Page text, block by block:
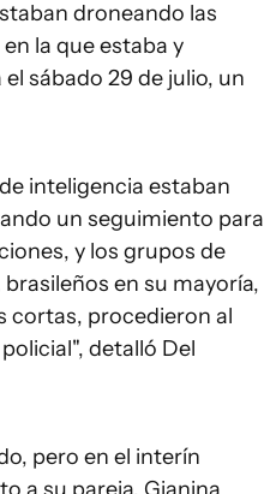
droneando las
la que estaba y
sábado 29 de julio, un
inteligencia estaban
un seguimiento para
y los grupos de
en su mayoría,
cortas, procedieron al
detalló Del
pero en el interín